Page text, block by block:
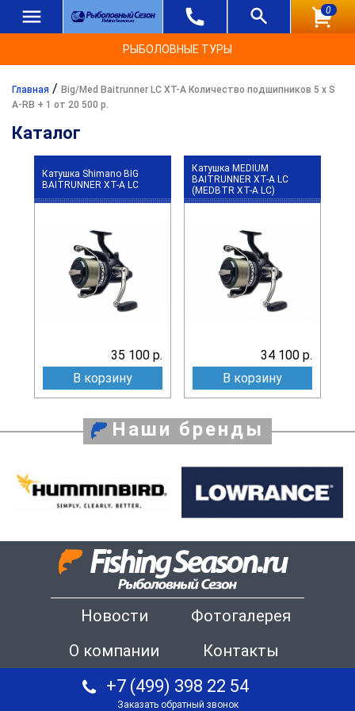
0
РЫБОЛОВНЫЕ ТУРЫ
Главная / Big/Med Baitrunner LC XT-A Количество подшипников 5 x S
A-RB + 1 от 20 500 р.
Каталог
Катушка Shimano BIG
BAITRUNNER XT-A LC
35 100 р.
В корзину
Катушка MEDIUM
BAITRUNNER XT-A LC
(MEDBTR XT-A LC)
34 100 р.
В корзину
Наши бренды
Новости
Фотогалерея
О компании
Контакты
+7 (499) 398 22 54
Заказать обратный звонок